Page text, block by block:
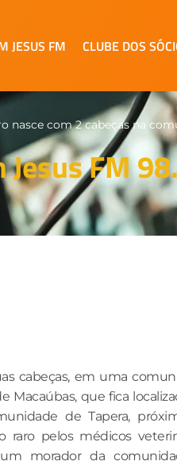
JESUS FM CLUBE DOS
nasce com 2 cabeças na
Jesus FM
cabeças, em uma
Macaúbas, que fica
de Tapera,
raro pelos médicos
morador da